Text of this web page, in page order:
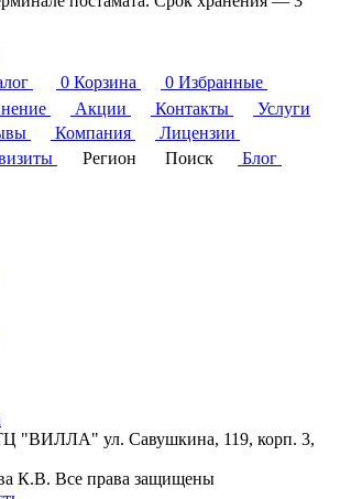
0 Корзина 0 Избранные
Акции Контакты
Услуги
Компания
Лицензии
Регион Поиск
Блог
"ВИЛЛА" ул. Савушкина, 119, корп. 3,
К.В. Все права защищены